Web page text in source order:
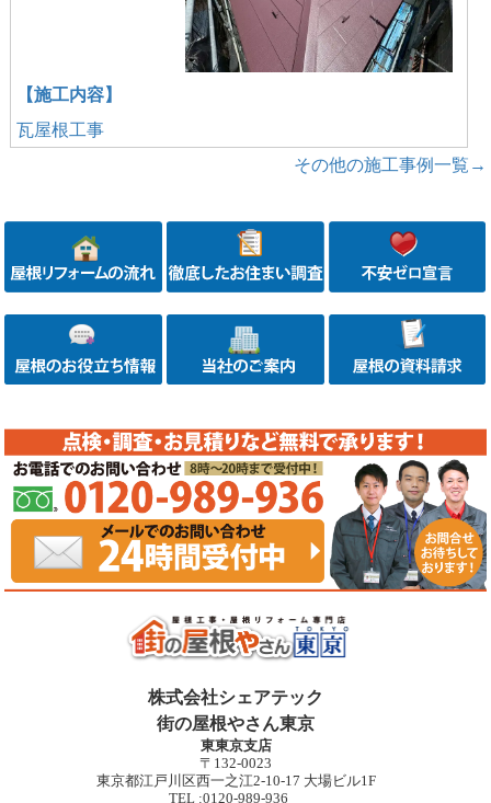
【施工内容】
瓦屋根工事
その他の施工事例一覧→
株式会社シェアテック
街の屋根やさん東京
東東京支店
〒132-0023
東京都江戸川区西一之江2-10-17 大場ビル1F
TEL :0120-989-936